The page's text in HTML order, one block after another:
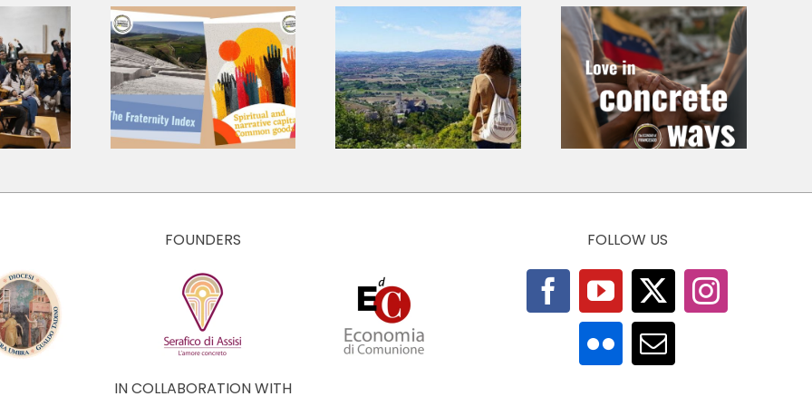
Three
for
language for a
shared journey:
presenting the
Core Values
and Culture of
Francesco
Love in
Concrete Ways
– Emergency in
Venezuela 2026
Call for
Chapters – At
the Roots of
Economic Ethics
FOUNDERS
IN COLLABORATION WITH
FOLLOW US